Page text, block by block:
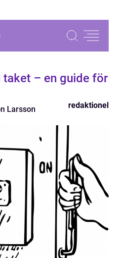
– en guide för
Larsson redaktionel